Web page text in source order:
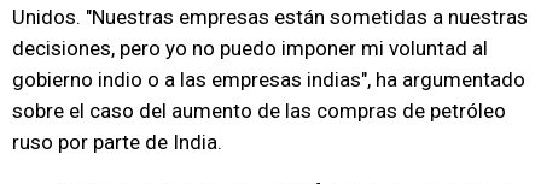
Unidos. "Nuestras empresas están sometidas a nuestras
decisiones, pero yo no puedo imponer mi voluntad al
gobierno indio o a las empresas indias", ha argumentado
sobre el caso del aumento de las compras de petróleo
ruso por parte de India.